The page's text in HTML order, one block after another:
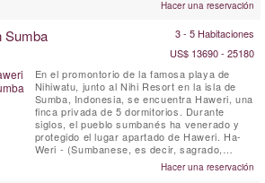
tres suites de la villa disponen de baño y un
disponibles en todas las habitaciones y
Hacer una reservación
Sumba 3 - 5 Habitaciones
US$ 13690 - 25180
En el promontorio de la famosa playa de
Nihiwatu, junto al Nihi Resort en la isla de
Sumba, Indonesia, se encuentra Haweri, una
finca privada de 5 dormitorios. Durante
siglos, el pueblo sumbanés ha venerado y
protegido el lugar apartado de Haweri. Ha-
Weri - (Sumbanese, es decir, sagrado,
vigilado, protegido) Haweri Estate es el
punto focal de energía positiva, un lugar de
Hacer una reservación